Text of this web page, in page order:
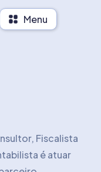
Menu
Fiscalista
é atuar